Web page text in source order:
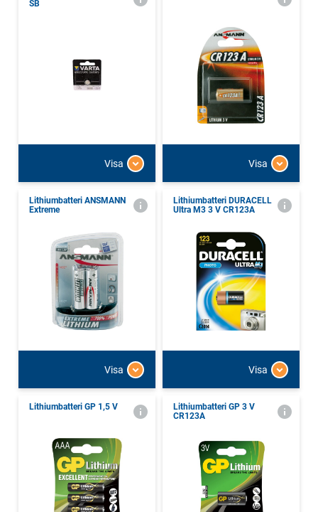
SB
Visa Visa
Lithiumbatteri ANSMANN
Extreme
Visa
Lithiumbatteri DURACELL
Ultra M3 3 V CR123A
Visa
Lithiumbatteri GP 1,5 V
Lithiumbatteri GP 3 V
CR123A